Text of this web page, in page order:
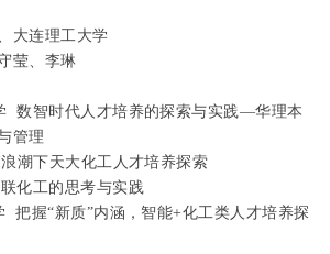
大连理工大学
莹、李琳
数智时代人才培养的探索与实践—华理本
管理
浪潮下天大化工人才培养探索
化工的思考与实践
把握“新质”内涵，智能+化工类人才培养探